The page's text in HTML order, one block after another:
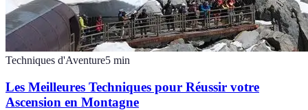
Techniques d'Aventure5 min
Les Meilleures Techniques pour Réussir votre
Ascension en Montagne